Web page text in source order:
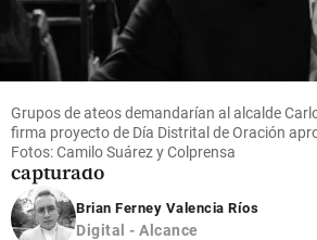
Mundo
En Grecia
encontraron
muerta a
una mujer
en una
maleta: hay
capturado
share
Grupos de ateos demandarían al alcalde
firma proyecto de Día Distrital de Oración
Fotos: Camilo Suárez y Colprensa
Brian Ferney Valencia Ríos
Digital - Alcance